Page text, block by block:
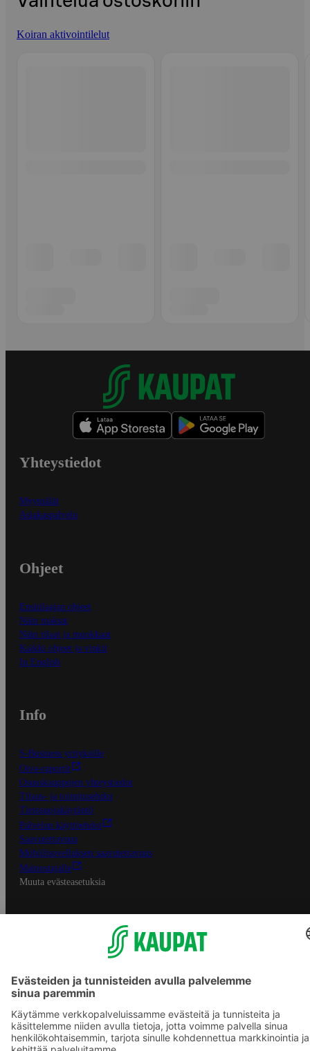
Koiran aktivointilelut
Yhteystiedot
Myymälät
Asiakaspalvelu
Ohjeet
Ensitilaajan ohjeet
Näin maksat
Näin tilaat ja muokkaat
Kaikki ohjeet ja vinkit
In English
Info
S-Business yrityksille
Oiva-raportit
Osuuskauppojen yhteystiedot
Tilaus- ja toimitusehdot
Tietosuojakäytäntö
Palvelun käyttöehdot
Saavutettavuus
Mobiilisovelluksen saavutettavuus
Mainostajalle
Muuta evästeasetuksia
S-ryhmän palvelut
S-ryhmä
Asiakasomistajuus
S-ostoslista -sovellus
Prisma.fi